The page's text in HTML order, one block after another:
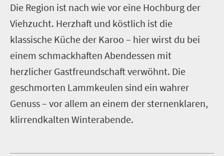
Die Region ist nach wie vor eine Hochburg der
Viehzucht. Herzhaft und köstlich ist die
klassische Küche der Karoo – hier wirst du bei
einem schmackhaften Abendessen mit
herzlicher Gastfreundschaft verwöhnt. Die
geschmorten Lammkeulen sind ein wahrer
Genuss – vor allem an einem der sternenklaren,
klirrendkalten Winterabende.